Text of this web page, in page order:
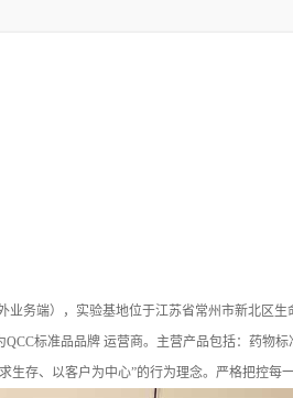
务端），实验基地位于江苏省常州市新北区
标准品品牌 运营商。主营产品包括：药物
存、以客户为中心”的行为理念。严格把控每